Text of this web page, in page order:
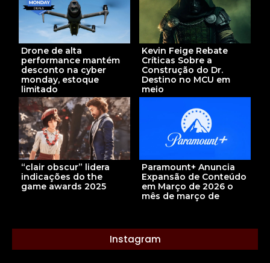
Drone de alta
performance mantém
desconto na cyber
monday, estoque
limitado
Kevin Feige Rebate
Críticas Sobre a
Construção do Dr.
Destino no MCU em
meio
Paramount+ Anuncia
Expansão de Conteúdo
em Março de 2026 o
mês de março de
“clair obscur” lidera
indicações do the
game awards 2025
Instagram